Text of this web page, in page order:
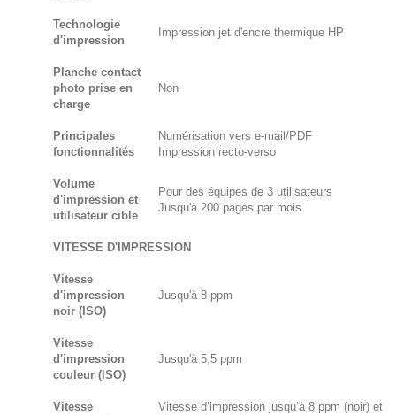
Technologie
d'impression
Impression jet d'encre thermique HP
Planche contact
photo prise en
charge
Non
Principales
fonctionnalités
Numérisation vers e-mail/PDF
Impression recto-verso
Volume
d'impression et
utilisateur cible
Pour des équipes de 3 utilisateurs
Jusqu'à 200 pages par mois
VITESSE D'IMPRESSION
Vitesse
d'impression
noir (ISO)
Jusqu'à 8 ppm
Vitesse
d'impression
couleur (ISO)
Jusqu'à 5,5 ppm
Vitesse
Vitesse d’impression jusqu’à 8 ppm (noir) et